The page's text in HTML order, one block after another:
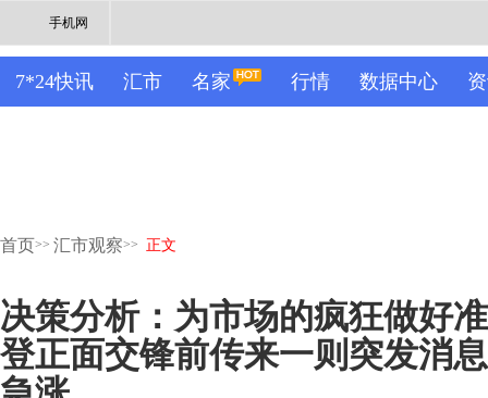
手机网
7*24快讯 汇市 名家 行情 数据中心
首页>> 汇市观察>> 正文
决策分析：为市场的疯狂做好
登正面交锋前传来一则突发消